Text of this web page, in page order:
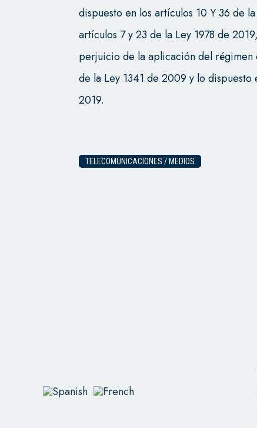
dispuesto en los artículos 10 Y 36 de
artículos 7 y 23 de la Ley 1978 de
perjuicio de la aplicación del
de la Ley 1341 de 2009 y lo dispuesto
2019.
TELECOMUNICACIONES / MEDIOS